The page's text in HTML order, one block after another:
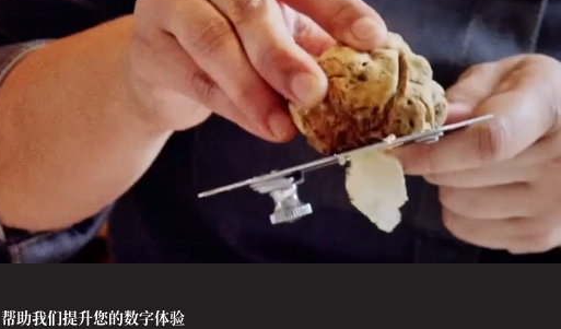
帮助我们提升您的数字体验